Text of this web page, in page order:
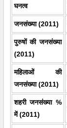
घनत्व
जनसंख्या (2011)
पुरुषों की जनसंख्या
(2011)
महिलाओं की
जनसंख्या (2011)
शहरी जनसंख्या %
में (2011)